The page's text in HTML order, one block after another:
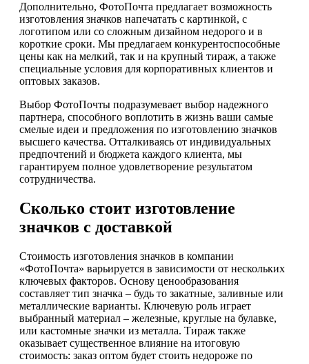
Дополнительно, ФотоПочта предлагает возможность
изготовления значков напечатать с картинкой, с
логотипом или со сложным дизайном недорого и в
короткие сроки. Мы предлагаем конкурентоспособные
цены как на мелкий, так и на крупный тираж, а также
специальные условия для корпоративных клиентов и
оптовых заказов.
Выбор ФотоПочты подразумевает выбор надежного
партнера, способного воплотить в жизнь ваши самые
смелые идеи и предложения по изготовлению значков
высшего качества. Отталкиваясь от индивидуальных
предпочтений и бюджета каждого клиента, мы
гарантируем полное удовлетворение результатом
сотрудничества.
Сколько стоит изготовление
значков с доставкой
Стоимость изготовления значков в компании
«ФотоПочта» варьируется в зависимости от нескольких
ключевых факторов. Основу ценообразования
составляет тип значка – будь то закатные, заливные или
металлические варианты. Ключевую роль играет
выбранный материал – железные, круглые на булавке,
или кастомные значки из металла. Тираж также
оказывает существенное влияние на итоговую
стоимость: заказ оптом будет стоить недороже по